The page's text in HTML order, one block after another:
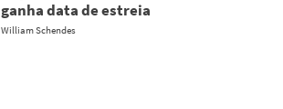
ganha data de estreia
William Schendes